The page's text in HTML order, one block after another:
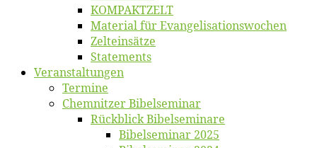
KOMPAKTZELT
Ma­te­ri­al für Evangelisationswochen
Zelt­ein­sät­ze
State­ments
Ver­an­stal­tun­gen
Ter­mi­ne
Chemnit­zer Bibelseminar
Rück­blick Bibelseminare
Bi­bel­se­mi­nar 2025